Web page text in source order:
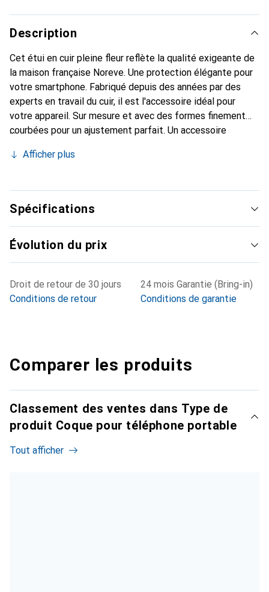
Description
Cet étui en cuir pleine fleur reflète la qualité exigeante de
la maison française Noreve. Une protection élégante pour
votre smartphone. Fabriqué depuis des années par des
experts en travail du cuir, il est l'accessoire idéal pour
votre appareil. Sur mesure et avec des formes finement
courbées pour un ajustement parfait. Un accessoire
marque Noreve est reconnue internationalement pour ses
choix pour le client exigeant.
Afficher plus
Spécifications
Évolution du prix
Droit de retour de 30 jours
Conditions de retour
24 mois Garantie (Bring-in)
Conditions de garantie
Comparer les produits
Classement des ventes dans Type de
produit Coque pour téléphone portable
Tout afficher